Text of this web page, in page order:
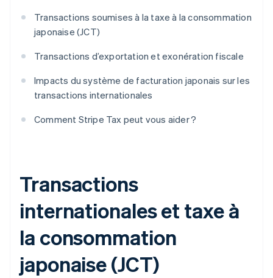
Transactions soumises à la taxe à la consommation
japonaise (JCT)
Transactions d’exportation et exonération fiscale
Impacts du système de facturation japonais sur les
transactions internationales
Comment Stripe Tax peut vous aider ?
Transactions
internationales et taxe à
la consommation
japonaise (JCT)